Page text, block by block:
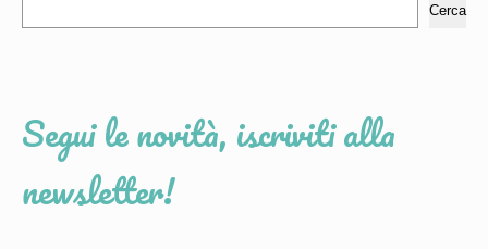
Cerca
Segui le novità, iscriviti alla
newsletter!